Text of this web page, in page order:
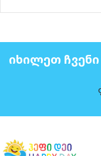
ᲘᲮᲘᲚᲔᲗ